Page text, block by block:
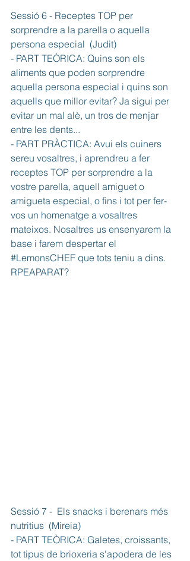
Sessió 6 - Receptes TOP per
sorprendre a la parella o aquella
persona especial  (Judit)
- PART TEÒRICA: Quins son els
aliments que poden sorprendre
aquella persona especial i quins son
aquells que millor evitar? Ja sigui per
evitar un mal alè, un tros de menjar
entre les dents...
- PART PRÀCTICA: Avui els cuiners
sereu vosaltres, i aprendreu a fer
receptes TOP per sorprendre a la
vostre parella, aquell amiguet o
amigueta especial, o fins i tot per fer-
vos un homenatge a vosaltres
mateixos. Nosaltres us ensenyarem la
base i farem despertar el
#LemonsCHEF que tots teniu a dins.
RPEAPARAT?
Sessió 7 -  Els snacks i berenars més
nutritius  (Mireia)
- PART TEÒRICA: Galetes, croissants,
tot tipus de brioxeria s'apodera de les